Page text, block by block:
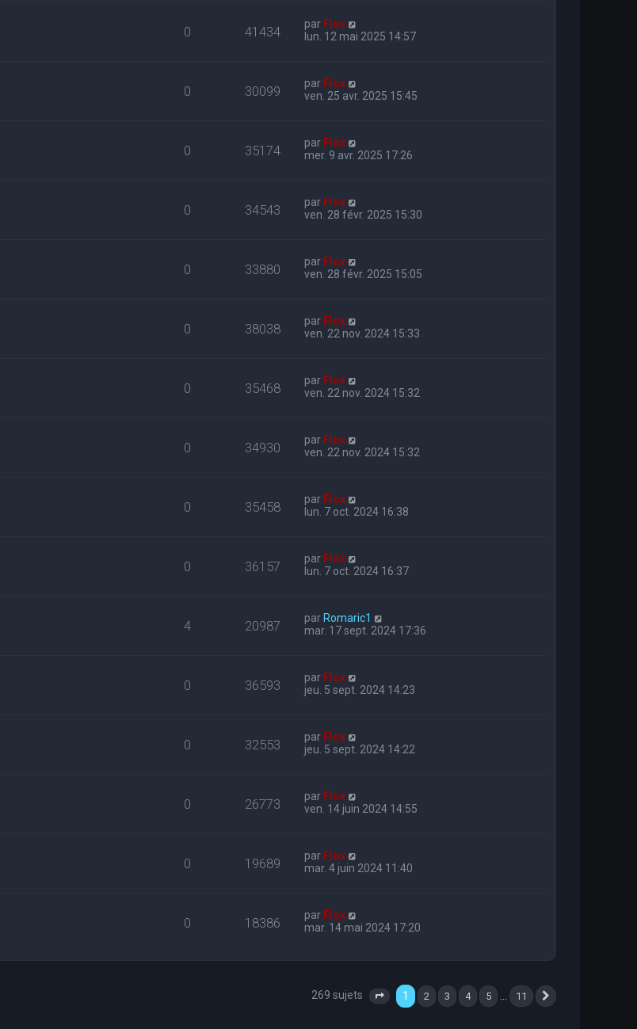
0 41434 par Flox
lun. 12 mai 2025 14:57
0 30099 par Flox
ven. 25 avr. 2025 15:45
0 35174 par Flox
mer. 9 avr. 2025 17:26
0 34543 par Flox
ven. 28 févr. 2025 15:30
0 33880 par Flox
ven. 28 févr. 2025 15:05
0 38038 par Flox
ven. 22 nov. 2024 15:33
0 35468 par Flox
ven. 22 nov. 2024 15:32
0 34930 par Flox
ven. 22 nov. 2024 15:32
0 35458 par Flox
lun. 7 oct. 2024 16:38
0 36157 par Flox
lun. 7 oct. 2024 16:37
4 20987 par Romaric1
mar. 17 sept. 2024 17:36
0 36593 par Flox
jeu. 5 sept. 2024 14:23
0 32553 par Flox
jeu. 5 sept. 2024 14:22
0 26773 par Flox
ven. 14 juin 2024 14:55
0 19689 par Flox
mar. 4 juin 2024 11:40
0 18386 par Flox
mar. 14 mai 2024 17:20
269 sujets Page 1 sur 11
1 2 3 4 5 11